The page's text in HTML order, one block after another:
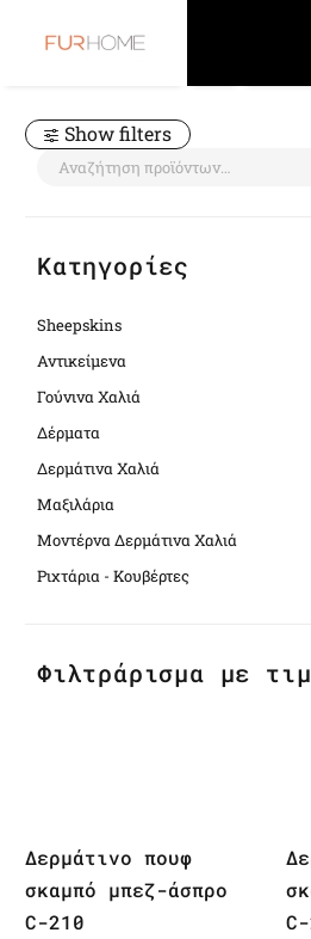
Show filters
Κατηγορίες
Sheepskins
Αντικείμενα
Γούνινα Χαλιά
Δέρματα
Δερμάτινα Χαλιά
Μαξιλάρια
Μοντέρνα Δερμάτινα Χαλιά
Ριχτάρια - Κουβέρτες
Φιλτράρισμα με
Δερμάτινο πουφ
σκαμπό μπεζ-άσπρο
C-210